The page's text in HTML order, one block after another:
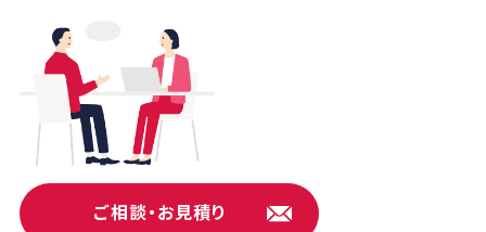
ご相談・お見積り